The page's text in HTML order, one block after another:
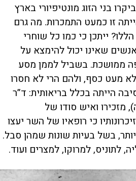
בני הזוג מונטיפיורי בארץ
זו כמעט התמכרות. מה גרם
ייתכן כי כמו כל שוחרי
שאינו יכול להימצא על
ממושכת. בשביל לממן מסע
מעט כסף, ולהם הרי לא חסרו
הייתה בכלל בריאותית: ד”ר
מזכירו ואיש סודו של
כי רופאיו של השר יעצו
בשל בעיות שונות שמהן סבל.
לתוניס, למרוקו, למצרים ועוד.